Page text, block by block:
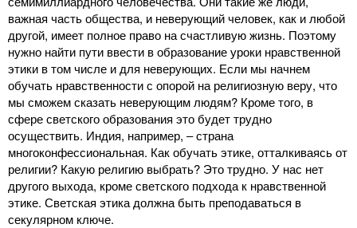
важная часть общества, и неверующий человек, как и любой
другой, имеет полное право на счастливую жизнь. Поэтому
нужно найти пути ввести в образование уроки нравственной
этики в том числе и для неверующих. Если мы начнем
обучать нравственности с опорой на религиозную веру, что
мы сможем сказать неверующим людям? Кроме того, в
сфере светского образования это будет трудно
осуществить. Индия, например, ‒ страна
многоконфессиональная. Как обучать этике, отталкиваясь от
религии? Какую религию выбрать? Это трудно. У нас нет
другого выхода, кроме светского подхода к нравственной
этике. Светская этика должна быть преподаваться в
секулярном ключе.